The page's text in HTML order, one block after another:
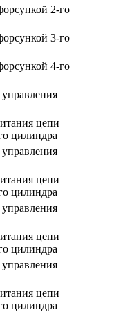
2-го
3-го
4-го
цепи
цилиндра
цепи
цилиндра
цепи
цилиндра
цепи
цилиндра